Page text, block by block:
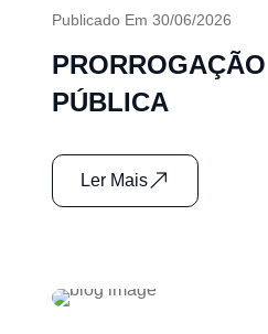
Publicado Em 30/06/2026
PÚBLICA
Ler Mais